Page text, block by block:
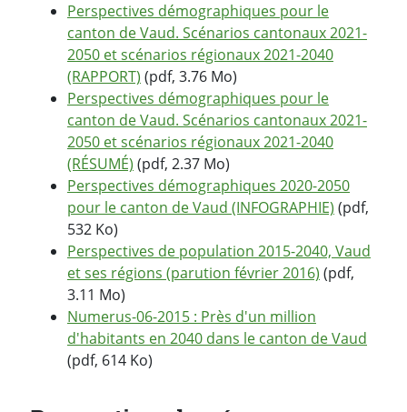
Perspectives démographiques pour le
canton de Vaud. Scénarios cantonaux 2021-
2050 et scénarios régionaux 2021-2040
(RAPPORT) (pdf, 3.76 Mo)
Perspectives démographiques pour le
canton de Vaud. Scénarios cantonaux 2021-
2050 et scénarios régionaux 2021-2040
(RÉSUMÉ) (pdf, 2.37 Mo)
Perspectives démographiques 2020-2050
pour le canton de Vaud (INFOGRAPHIE) (pdf,
532 Ko)
Perspectives de population 2015-2040, Vaud
et ses régions (parution février 2016) (pdf,
3.11 Mo)
Numerus-06-2015 : Près d'un million
d'habitants en 2040 dans le canton de Vaud
(pdf, 614 Ko)